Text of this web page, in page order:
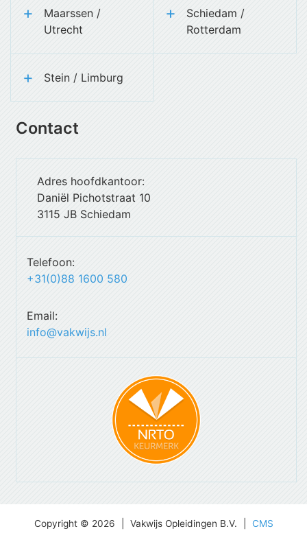
Maarssen /
Utrecht
Schiedam /
Rotterdam
Stein / Limburg
Contact
Adres hoofdkantoor:
Daniël Pichotstraat 10
3115 JB Schiedam
Telefoon:
+31(0)88 1600 580
Email:
info@vakwijs.nl
Copyright © 2026 Vakwijs Opleidingen B.V. CMS